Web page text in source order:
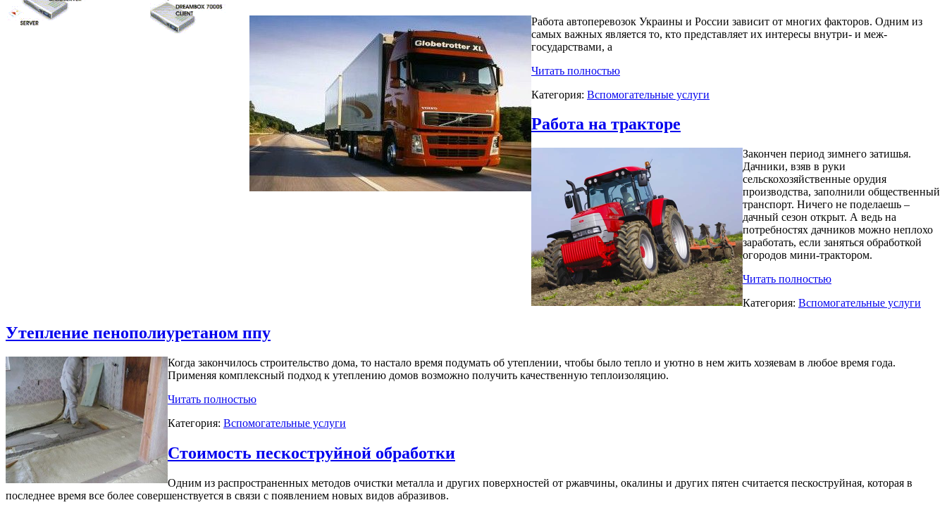
Работа автоперевозок Украины и России зависит от многих факторов. Одним из
самых важных является то, кто представляет их интересы внутри- и меж-
государствами, а
Читать полностью
Категория: Вспомогательные услуги
Работа на тракторе
Закончен период зимнего затишья.
Дачники, взяв в руки
сельскохозяйственные орудия
производства, заполнили общественный
транспорт. Ничего не поделаешь –
дачный сезон открыт. А ведь на
потребностях дачников можно неплохо
заработать, если заняться обработкой
огородов мини-трактором.
Читать полностью
Категория: Вспомогательные услуги
Утепление пенополиуретаном ппу
Когда закончилось строительство дома, то настало время подумать об утеплении, чтобы было тепло и уютно в нем жить хозяевам в любое время года.
Применяя комплексный подход к утеплению домов возможно получить качественную теплоизоляцию.
Читать полностью
Категория: Вспомогательные услуги
Стоимость пескоструйной обработки
Одним из распространенных методов очистки металла и других поверхностей от ржавчины, окалины и других пятен считается пескоструйная, которая в
последнее время все более совершенствуется в связи с появлением новых видов абразивов.